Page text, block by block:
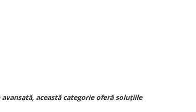
această categorie oferă soluțiile